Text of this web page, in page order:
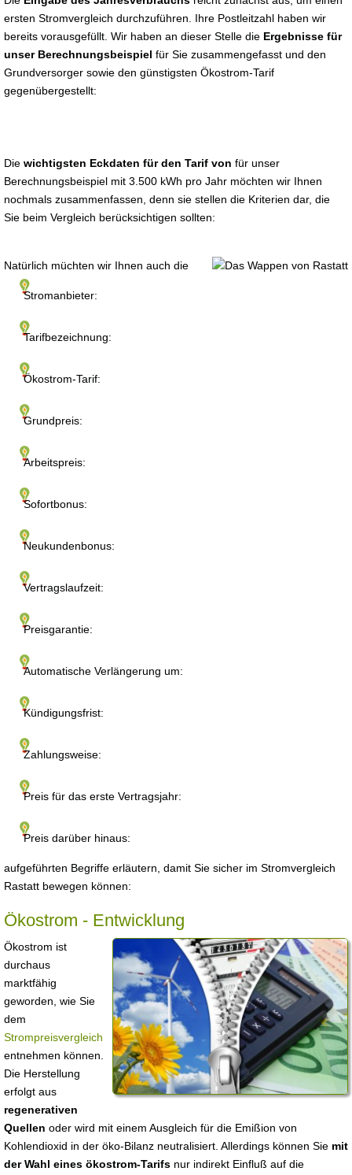
ersten Stromvergleich durchzuführen. Ihre Postleitzahl haben wir
bereits vorausgefüllt. Wir haben an dieser Stelle die Ergebnisse für
unser Berechnungsbeispiel für Sie zusammengefasst und den
Grundversorger sowie den günstigsten Ökostrom-Tarif
gegenübergestellt:
Die wichtigsten Eckdaten für den Tarif von für unser
Berechnungsbeispiel mit 3.500 kWh pro Jahr möchten wir Ihnen
nochmals zusammenfassen, denn sie stellen die Kriterien dar, die
Sie beim Vergleich berücksichtigen sollten:
Stromanbieter:
Tarifbezeichnung:
Ökostrom-Tarif:
Grundpreis:
Arbeitspreis:
Sofortbonus:
Neukundenbonus:
Vertragslaufzeit:
Preisgarantie:
Automatische Verlängerung um:
Kündigungsfrist:
Zahlungsweise:
Preis für das erste Vertragsjahr:
Preis darüber hinaus:
Natürlich müchten wir Ihnen auch die
aufgeführten Begriffe erläutern, damit Sie sicher im Stromvergleich
Rastatt bewegen können:
Ökostrom - Entwicklung
Ökostrom ist
durchaus
marktfähig
geworden, wie Sie
dem
Strompreisvergleich
entnehmen können.
Die Herstellung
erfolgt aus
regenerativen
Quellen oder wird mit einem Ausgleich für die Emißion von
Kohlendioxid in der öko-Bilanz neutralisiert. Allerdings können Sie mit
der Wahl eines ökostrom-Tarifs nur indirekt Einfluß auf die